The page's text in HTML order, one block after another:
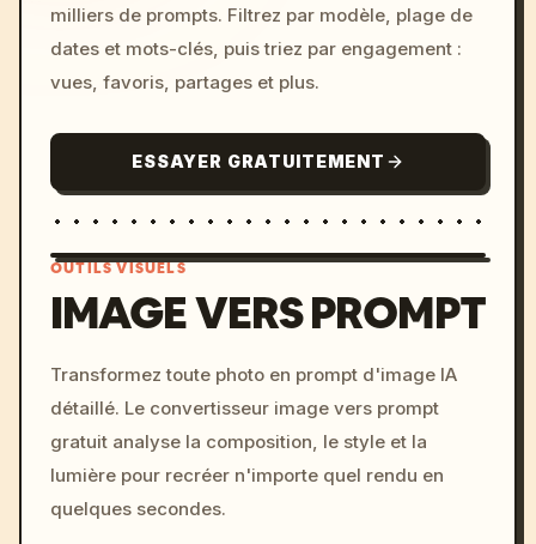
milliers de prompts. Filtrez par modèle, plage de
dates et mots-clés, puis triez par engagement :
vues, favoris, partages et plus.
ESSAYER GRATUITEMENT
c, cyberpunk sunset, neon
colors, 8k --v 6.0
OUTILS VISUELS
IMAGE VERS PROMPT
Transformez toute photo en prompt d'image IA
détaillé. Le convertisseur image vers prompt
gratuit analyse la composition, le style et la
lumière pour recréer n'importe quel rendu en
quelques secondes.